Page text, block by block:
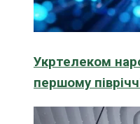
Укртелеком
першому